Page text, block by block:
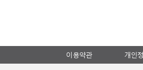
이용약관 개인